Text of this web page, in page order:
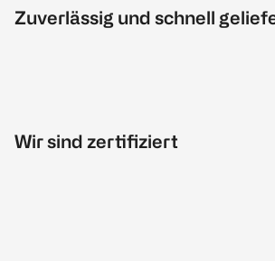
Zuverlässig und schnell
Wir sind zertifiziert